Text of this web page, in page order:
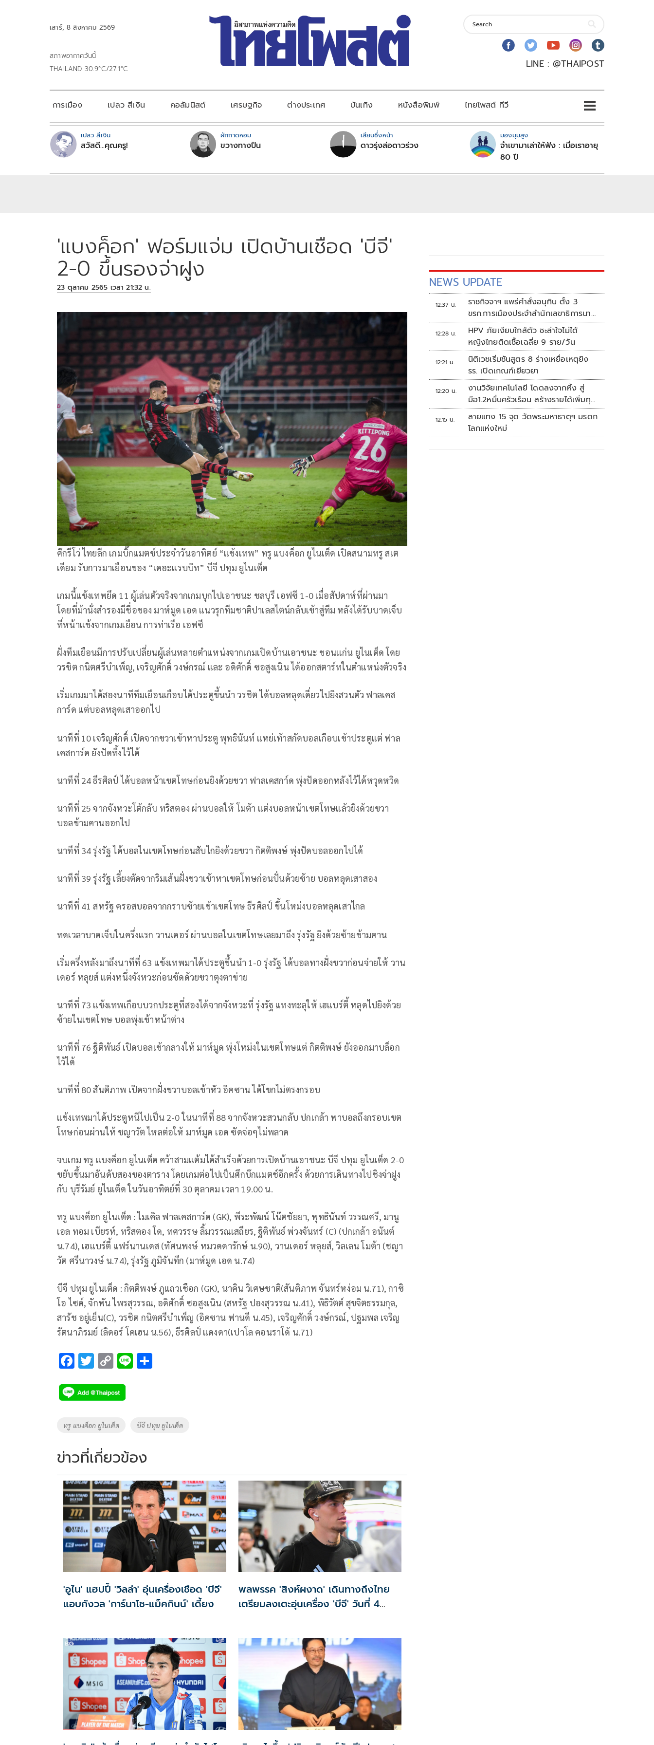
เสาร์, 8 สิงหาคม 2569
สภาพอากาศวันนี้
THAILAND 30.9°C/27.1°C
LINE : @THAIPOST
การเมือง เปลว สีเงิน คอลัมนิสต์ เศรษฐกิจ ต่างประเทศ บันเทิง หนังสือพิมพ์ ไทยโพสต์ ทีวี
เปลว สีเงิน
สวัสดี...คุณครู!
ผักกาดหอม
ขวางทางปืน
เสียบซึ่งหน้า
ดาวรุ่งส่อดาวร่วง
มองมุมสูง
จำเขามาเล่าให้ฟัง : เมื่อเราอายุ
80 ปี
'แบงค็อก' ฟอร์มแจ่ม เปิดบ้านเชือด 'บีจี'
2-0 ขึ้นรองจ่าฝูง
23 ตุลาคม 2565 เวลา 21:32 น.
ศึกรีโว่ ไทยลีก เกมบิ๊กแมตช์ประจำวันอาทิตย์ “แข้งเทพ” ทรู แบงค็อก ยูไนเต็ด เปิดสนามทรู สเต
เดียม รับการมาเยือนของ “เดอะแรบบิท” บีจี ปทุม ยูไนเต็ด
เกมนี้แข้งเทพยึด 11 ผู้เล่นตัวจริงจากเกมบุกไปเอาชนะ ชลบุรี เอฟซี 1-0 เมื่อสัปดาห์ที่ผ่านมา
โดยที่ม้านั่งสำรองมีชื่อของ มาห์มูด เอด แนวรุกทีมชาติปาเลสไตน์กลับเข้าสู่ทีม หลังได้รับบาดเจ็บ
ที่หน้าแข้งจากเกมเยือน การท่าเรือ เอฟซี
ฝั่งทีมเยือนมีการปรับเปลี่ยนผู้เล่นหลายตำแหน่งจากเกมเปิดบ้านเอาชนะ ขอนเเก่น ยูไนเต็ด โดย
วรชิต กนิตศรีบําเพ็ญ, เจริญศักดิ์ วงษ์กรณ์ และ อดิศักดิ์ ซอสูงเนิน ได้ออกสตาร์ทในตำแหน่งตัวจริง
เริ่มเกมมาได้สองนาทีทีมเยือนเกือบได้ประตูขึ้นนำ วรชิต ได้บอลหลุดเดี่ยวไปยิงสวนตัว ฟาลเคส
การ์ด แต่บอลหลุดเสาออกไป
นาทีที่ 10 เจริญศักดิ์ เปิดจากขวาเข้าหาประตู พุทธินันท์ แหย่เท้าสกัดบอลเกือบเข้าประตูแต่ ฟาล
เคสการ์ด ยังปัดทิ้งไว้ได้
นาทีที่ 24 ธีรศิลป์ ได้บอลหน้าเขตโทษก่อนยิงด้วยขวา ฟาลเคสกา์ด พุ่งปัดออกหลังไว้ได้หวุดหวิด
นาทีที่ 25 จากจังหวะโต้กลับ ทริสตอง ผ่านบอลให้ โมต้า แต่งบอลหน้าเขตโทษแล้วยิงด้วยขวา
บอลข้ามคานออกไป
นาทีที่ 34 รุ่งรัฐ ได้บอลในเขตโทษก่อนสับไกยิงด้วยขวา กิตติพงษ์ พุ่งปัดบอลออกไปได้
นาทีที่ 39 รุ่งรัฐ เลี้ยงตัดจากริมเส้นฝั่งขวาเข้าหาเขตโทษก่อนปั่นด้วยซ้าย บอลหลุดเสาสอง
นาทีที่ 41 สหรัฐ ครอสบอลจากกราบซ้ายเข้าเขตโทษ ธีรศิลป์ ขึ้นโหม่งบอลหลุดเสาไกล
ทดเวลาบาดเจ็บในครึ่งแรก วานเดอร์ ผ่านบอลในเขตโทษเลยมาถึง รุ่งรัฐ ยิงด้วยซ้ายข้ามคาน
เริ่มครึ่งหลังมาถึงนาทีที่ 63 แข้งเทพมาได้ประตูขึ้นนำ 1-0 รุ่งรัฐ ได้บอลทางฝั่งขวาก่อนจ่ายให้ วาน
เดอร์ หลุยส์ แต่งหนึ่งจังหวะก่อนซัดด้วยขวาตุงตาข่าย
นาทีที่ 73 แข้งเทพเกือบบวกประตูที่สองได้จากจังหวะที่ รุ่งรัฐ แทงทะลุให้ เฮแบร์ตี้ หลุดไปยิงด้วย
ซ้ายในเขตโทษ บอลพุ่งเข้าหน้าต่าง
นาทีที่ 76 ฐิติพันธ์ เปิดบอลเข้ากลางให้ มาห์มูด พุ่งโหม่งในเขตโทษแต่ กิตติพงษ์ ยังออกมาบล็อก
ไว้ได้
นาทีที่ 80 สันติภาพ เปิดจากฝั่งขวาบอลเข้าหัว อิคซาน ได้โขกไม่ตรงกรอบ
แข้งเทพมาได้ประตูหนีไปเป็น 2-0 ในนาทีที่ 88 จากจังหวะสวนกลับ ปกเกล้า พาบอลถึงกรอบเขต
โทษก่อนผ่านให้ ชญาวัต ไหลต่อให้ มาห์มูด เอด ซัดจ่อๆไม่พลาด
จบเกม ทรู แบงค็อก ยูไนเต็ด คว้าสามแต้มได้สำเร็จด้วยการเปิดบ้านเอาชนะ บีจี ปทุม ยูไนเต็ด 2-0
ขยับขึ้นมาอันดับสองของตาราง โดยเกมต่อไปเป็นศึกบ๊กแมตช์อีกครั้ง ด้วยการเดินทางไปชิงจ่าฝูง
กับ บุรีรัมย์ ยูไนเต็ด ในวันอาทิตย์ที่ 30 ตุลาคม เวลา 19.00 น.
ทรู แบงค็อก ยูไนเต็ด : ไมเคิล ฟาลเคสการ์ด (GK), พีระพัฒน์ โน๊ตชัยยา, พุทธินันท์ วรรณศรี, มานู
เอล ทอม เบียรห์, ทริสตอง โด, ทศวรรษ ลิ้มวรรณเสถียร, ฐิติพันธ์ พ่วงจันทร์ (C) (ปกเกล้า อนันต์
น.74), เฮแบร์ตี้ แฟร์นานเดส (ทัศนพงษ์ หมวดดารักษ์ น.90), วานเดอร์ หลุยส์, วิลเลน โมต้า (ชญา
วัต ศรีนาวงษ์ น.74), รุ่งรัฐ ภูมิจันทึก (มาห์มูด เอด น.74)
บีจี ปทุม ยูไนเต็ด : กิตติพงษ์ ภูแถวเชือก (GK), นาคิน วิเศษชาติ(สันติภาพ จันทร์หง่อม น.71), กาซิ
โอ ไซด์, จักพัน ไพรสุวรรณ, อดิศักดิ์ ซอสูงเนิน (สหรัฐ ปองสุวรรณ น.41), พิธิวัตต์ สุขจิตธรรมกุล,
สารัช อยู่เย็น(C), วรชิต กนิตศรีบําเพ็ญ (อิคซาน ฟานดี น.45), เจริญศักดิ์ วงษ์กรณ์, ปฐมพล เจริญ
รัตนาภิรมย์ (ลิดอร์ โคเฮน น.56), ธีรศิลป์ แดงดา(เปาโล คอนราโด้ น.71)
F
e
b
o
k
T
tt
er
C
p
y
Li
k
Li
Tags
ทรู แบงค็อก ยูไนเต็ด บีจี ปทุม ยูไนเต็ด
ข่าวที่เกี่ยวข้อง
'อูไน' แฮปปี้ 'วิลล่า' อุ่นเครื่องเชือด 'บีจี'
แอบกังวล 'การ์นาโช-แม็คกินน์' เดี้ยง
พลพรรค 'สิงห์ผงาด' เดินทางถึงไทย
เตรียมลงเตะอุ่นเครื่อง 'บีจี' วันที่ 4
NEWS UPDATE
12:37 น.
ราชกิจจาฯ แพร่คำสั่งอนุทิน ตั้ง 3
ขรก.การเมืองประจำสำนักเลขาธิการนา
ยกฯ
12:28 น.
HPV ภัยเงียบใกล้ตัว ชะล่าใจไม่ได้
หญิงไทยติดเชื้อเฉลี่ย 9 ราย/วัน
12:21 น.
นิติเวชเริ่มชันสูตร 8 ร่างเหยื่อเหตุยิง
รร. เปิดเกณฑ์เยียวยา
12:20 น.
งานวิจัยเทคโนโลยี โดดลงจากหิ้ง สู่
มือ1.2หมื่นครัวเรือน สร้างรายได้เพิ่มทุก
เดือน
12:15 น.
ลายแทง 15 จุด วัดพระมหาธาตุฯ มรดก
โลกแห่งใหม่